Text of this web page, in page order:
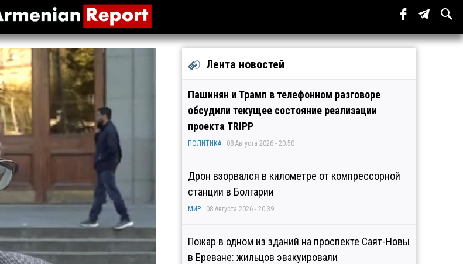
Лента новостей
Пашинян и Трамп в телефонном разговоре
обсудили текущее состояние реализации
проекта TRIPP
ПОЛИТИКА 08 Августа 2026 - 20:50
Дрон взорвался в километре от компрессорной
станции в Болгарии
МИР 08 Августа 2026 - 20:39
Пожар в одном из зданий на проспекте Саят-Новы
в Ереване: жильцов эвакуировали